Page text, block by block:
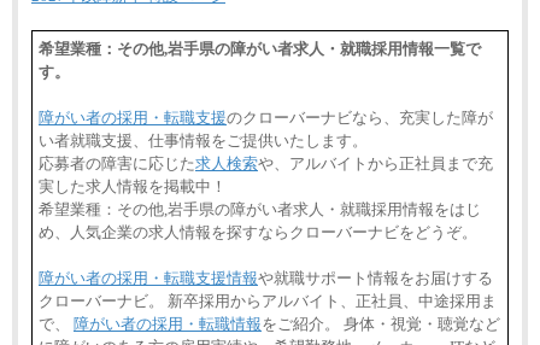
希望業種：その他,岩手県の障がい者求人・就職採用情報一覧で
す。
障がい者の採用・転職支援のクローバーナビなら、充実した障が
い者就職支援、仕事情報をご提供いたします。
応募者の障害に応じた求人検索や、アルバイトから正社員まで充
実した求人情報を掲載中！
希望業種：その他,岩手県の障がい者求人・就職採用情報をはじ
め、人気企業の求人情報を探すならクローバーナビをどうぞ。
障がい者の採用・転職支援情報や就職サポート情報をお届けする
クローバーナビ。 新卒採用からアルバイト、正社員、中途採用ま
で、 障がい者の採用・転職情報をご紹介。 身体・視覚・聴覚など